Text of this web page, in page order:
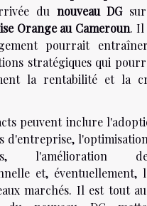
du nouveau DG
Orange au Cameroun. Il
pourrait
stratégiques qui
la rentabilité et la
peuvent inclure
d'entreprise,
l'amélioration
et, éventuellement,
marchés. Il est tout